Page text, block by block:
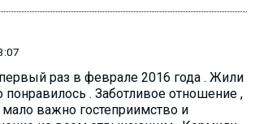
раз в феврале 2016 года . Жили
. Заботливое отношение ,
мало важно гостеприимство и